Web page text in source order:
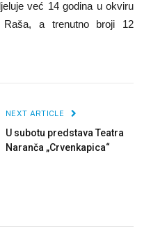
već 14 godina u okviru
a trenutno broji 12
NEXT ARTICLE
U subotu predstava Teatra
Naranča „Crvenkapica“